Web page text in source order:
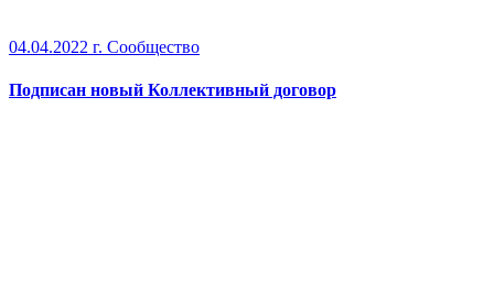
04.04.2022 г. Сообщество
Подписан новый Коллективный договор